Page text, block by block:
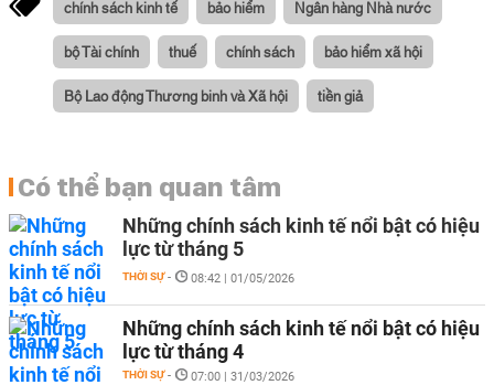
chính sách kinh tế bảo hiểm Ngân hàng Nhà nước
bộ Tài chính thuế chính sách bảo hiểm xã hội
Bộ Lao động Thương binh và Xã hội tiền giả
Có thể bạn quan tâm
Những chính sách kinh tế nổi bật có hiệu
lực từ tháng 5
THỜI SỰ - 08:42 | 01/05/2026
Những chính sách kinh tế nổi bật có hiệu
lực từ tháng 4
THỜI SỰ - 07:00 | 31/03/2026